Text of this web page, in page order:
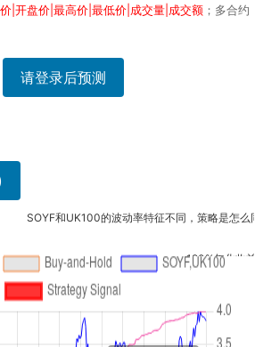
|开盘价|最高价|最低价|成交量|成交额 ；多合约
请登录后预测
190%年化收益听起
SOYF和UK100的波动率特征不同，策略是怎么同...